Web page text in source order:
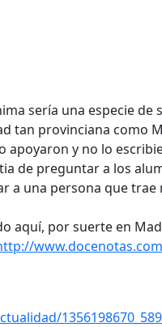
sería una especie de
tan provinciana como
apoyaron y no lo
de preguntar a los
a una persona que trae
aquí, por suerte en